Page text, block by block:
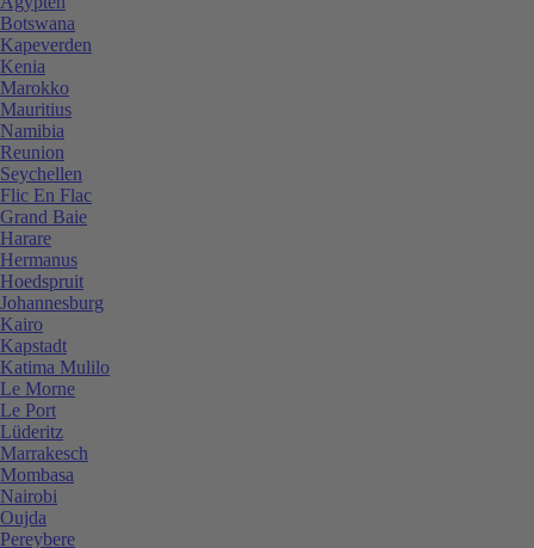
Botswana
Kapeverden
Kenia
Marokko
Mauritius
Namibia
Reunion
Seychellen
Flic En Flac
Grand Baie
Harare
Hermanus
Hoedspruit
Johannesburg
Kairo
Kapstadt
Katima Mulilo
Le Morne
Le Port
Lüderitz
Marrakesch
Mombasa
Nairobi
Oujda
Pereybere